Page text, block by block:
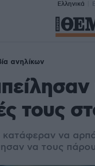
Ελληνικά
ανηλίκων
τους
να
να τους